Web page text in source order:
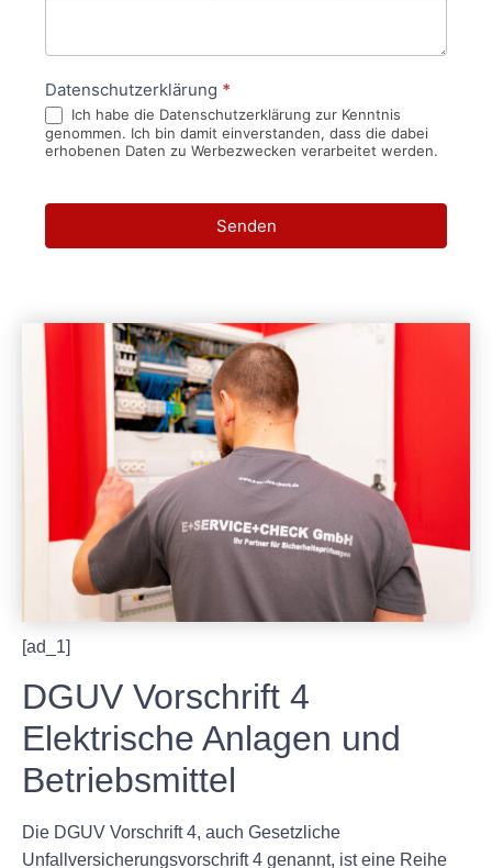
Datenschutzerklärung *
Ich habe die Datenschutzerklärung zur Kenntnis
genommen. Ich bin damit einverstanden, dass die dabei
erhobenen Daten zu Werbezwecken verarbeitet werden.
Senden
[ad_1]
DGUV Vorschrift 4
Elektrische Anlagen und
Betriebsmittel
Die DGUV Vorschrift 4, auch Gesetzliche
Unfallversicherungsvorschrift 4 genannt, ist eine Reihe